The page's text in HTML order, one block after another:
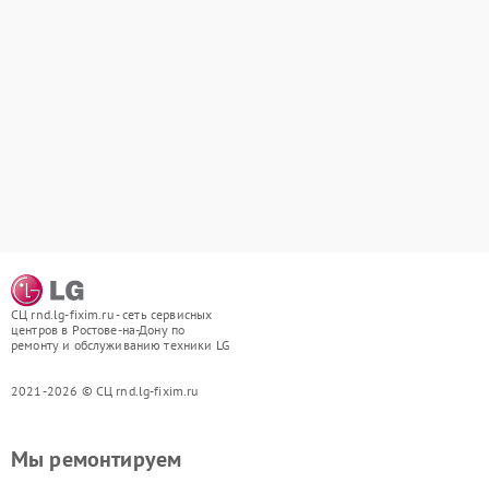
СЦ rnd.lg-fixim.ru - сеть сервисных
центров в Ростове-на-Дону по
ремонту и обслуживанию техники LG
2021-2026 © СЦ rnd.lg-fixim.ru
Мы ремонтируем